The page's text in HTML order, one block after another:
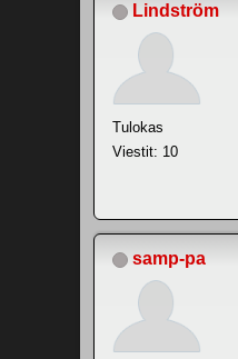
Lindström
Tulokas
Viestit: 10
samp-pa